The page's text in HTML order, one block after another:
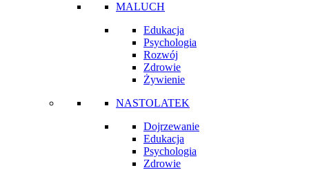
MALUCH
Edukacja
Psychologia
Rozwój
Zdrowie
Żywienie
NASTOLATEK
Dojrzewanie
Edukacja
Psychologia
Zdrowie